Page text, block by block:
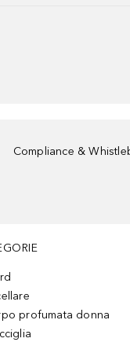
Compliance &
profumata donna